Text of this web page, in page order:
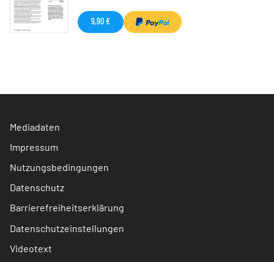
9,90 €
Mediadaten
Impressum
Nutzungsbedingungen
Datenschutz
Barrierefreiheitserklärung
Datenschutzeinstellungen
Videotext